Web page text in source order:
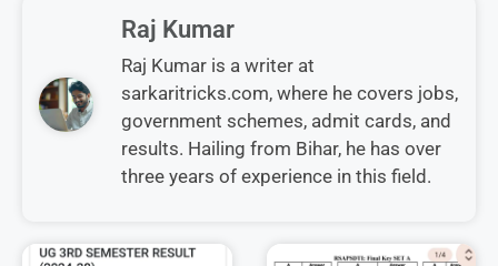
Raj Kumar
Raj Kumar is a writer at
sarkaritricks.com, where he covers jobs,
government schemes, admit cards, and
results. Hailing from Bihar, he has over
three years of experience in this field.